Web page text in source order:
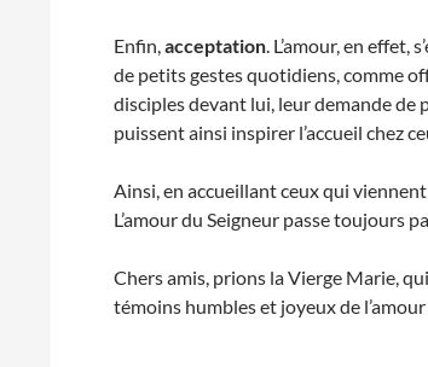
Enfin,acceptation. L’amour, en effet,
de petits gestes quotidiens, comme
disciples devant lui, leur demande de
puissent ainsi inspirer l’accueil chez
Ainsi, en accueillant ceux qui viennent
L’amour du Seigneur passe toujours
Chers amis, prions la Vierge Marie,
témoins humbles et joyeux de